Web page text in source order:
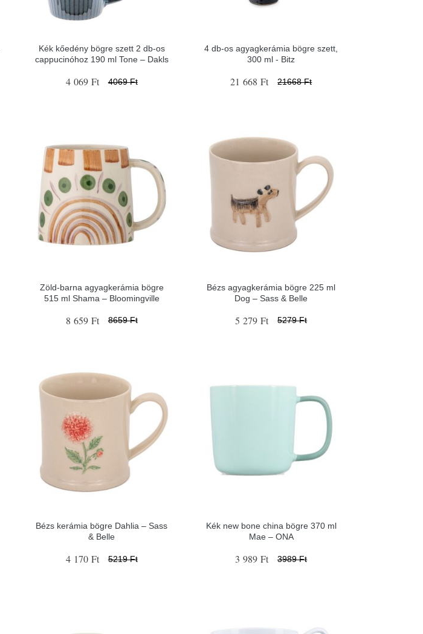
Kék kőedény bögre szett 2 db-os
cappucinóhoz 190 ml Tone – Dakls
4 069 Ft 4069 Ft
4 db-os agyagkerámia bögre szett,
300 ml - Bitz
21 668 Ft 21668 Ft
Zöld-barna agyagkerámia bögre
515 ml Shama – Bloomingville
8 659 Ft 8659 Ft
Bézs agyagkerámia bögre 225 ml
Dog – Sass & Belle
5 279 Ft 5279 Ft
Bézs kerámia bögre Dahlia – Sass
& Belle
4 170 Ft 5219 Ft
Kék new bone china bögre 370 ml
Mae – ONA
3 989 Ft 3989 Ft